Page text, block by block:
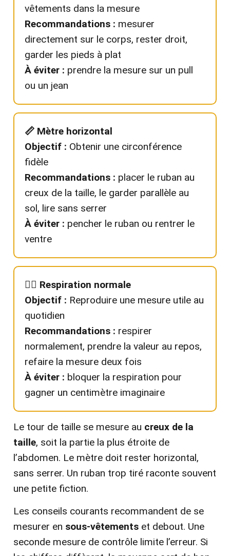
vêtements dans la mesure
Recommandations : mesurer
directement sur le corps, rester droit,
garder les pieds à plat
À éviter : prendre la mesure sur un pull
ou un jean
📏 Mètre horizontal
Objectif : Obtenir une circonférence
fidèle
Recommandations : placer le ruban au
creux de la taille, le garder parallèle au
sol, lire sans serrer
À éviter : pencher le ruban ou rentrer le
ventre
😮‍💨 Respiration normale
Objectif : Reproduire une mesure utile au
quotidien
Recommandations : respirer
normalement, prendre la valeur au repos,
refaire la mesure deux fois
À éviter : bloquer la respiration pour
gagner un centimètre imaginaire
Le tour de taille se mesure au creux de la
taille, soit la partie la plus étroite de
l’abdomen. Le mètre doit rester horizontal,
sans serrer. Un ruban trop tiré raconte souvent
une petite fiction.
Les conseils courants recommandent de se
mesurer en sous-vêtements et debout. Une
seconde mesure de contrôle limite l’erreur. Si